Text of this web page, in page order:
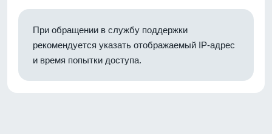
При обращении в службу поддержки
рекомендуется указать отображаемый IP-адрес
и время попытки доступа.